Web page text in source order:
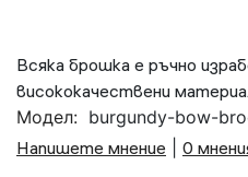
Всяка брошка е ръчно
висококачествени
Модел: burgundy-bow-
Напишете мнение
0